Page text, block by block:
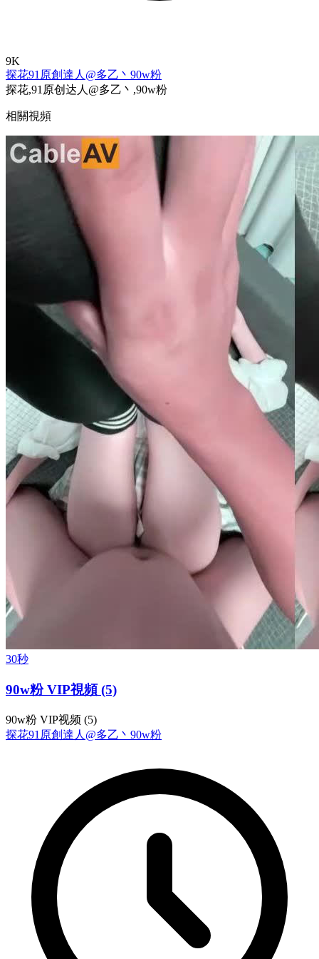
9K
探花91原創達人@多乙丶 90w粉
探花,91原创达人@多乙丶,90w粉
相關視頻
30秒
90w粉 VIP視頻 (5)
90w粉 VIP视频 (5)
探花91原創達人@多乙丶 90w粉